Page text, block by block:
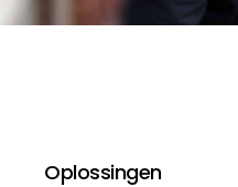
Oplossingen